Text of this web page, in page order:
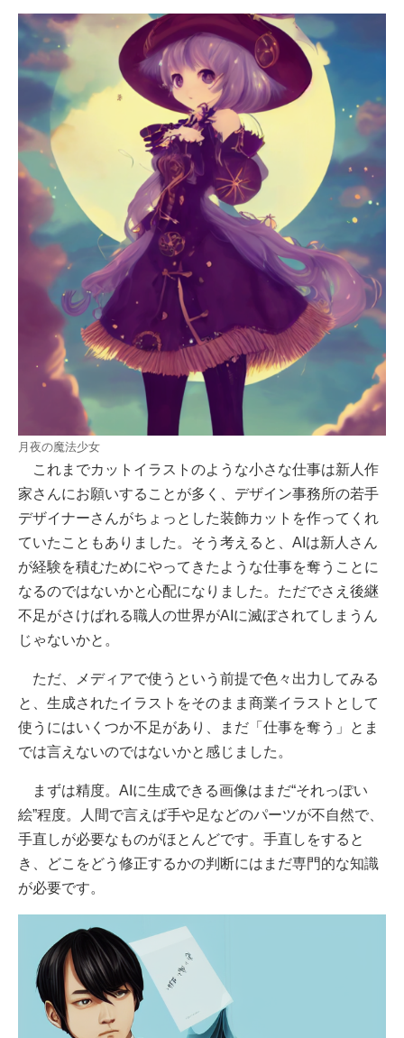
月夜の魔法少女
これまでカットイラストのような小さな仕事は新人作
家さんにお願いすることが多く、デザイン事務所の若手
デザイナーさんがちょっとした装飾カットを作ってくれ
ていたこともありました。そう考えると、AIは新人さん
が経験を積むためにやってきたような仕事を奪うことに
なるのではないかと心配になりました。ただでさえ後継
不足がさけばれる職人の世界がAIに滅ぼされてしまうん
じゃないかと。
ただ、メディアで使うという前提で色々出力してみる
と、生成されたイラストをそのまま商業イラストとして
使うにはいくつか不足があり、まだ「仕事を奪う」とま
では言えないのではないかと感じました。
まずは精度。AIに生成できる画像はまだ“それっぽい
絵”程度。人間で言えば手や足などのパーツが不自然で、
手直しが必要なものがほとんどです。手直しをすると
き、どこをどう修正するかの判断にはまだ専門的な知識
が必要です。